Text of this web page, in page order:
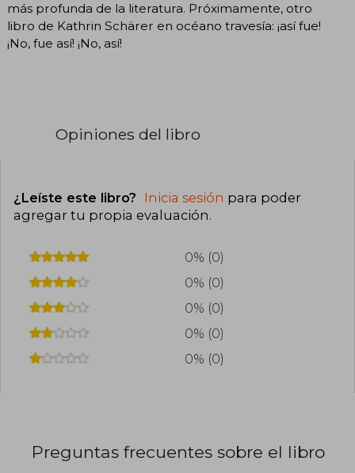
más profunda de la literatura. Próximamente, otro
libro de Kathrin Schärer en océano travesía: ¡así fue!
¡No, fue así! ¡No, así!
Opiniones del libro
¿Leíste este libro? Inicia sesión para poder
agregar tu propia evaluación.
0% (0)
0% (0)
0% (0)
0% (0)
0% (0)
Preguntas frecuentes sobre el libro